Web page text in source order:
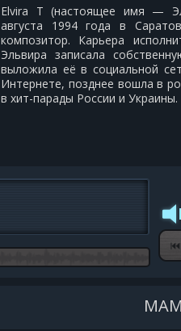
Elvira T (настоящее имя —
августа 1994 года в
композитор. Карьера
Эльвира записала
выложила её в социальной
Интернете, позднее вошла в
в хит-парады России и Украины.